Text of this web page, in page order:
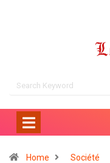
Home Société